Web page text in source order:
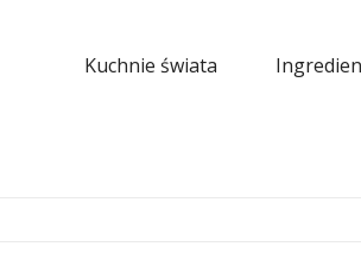
Kuchnie świata